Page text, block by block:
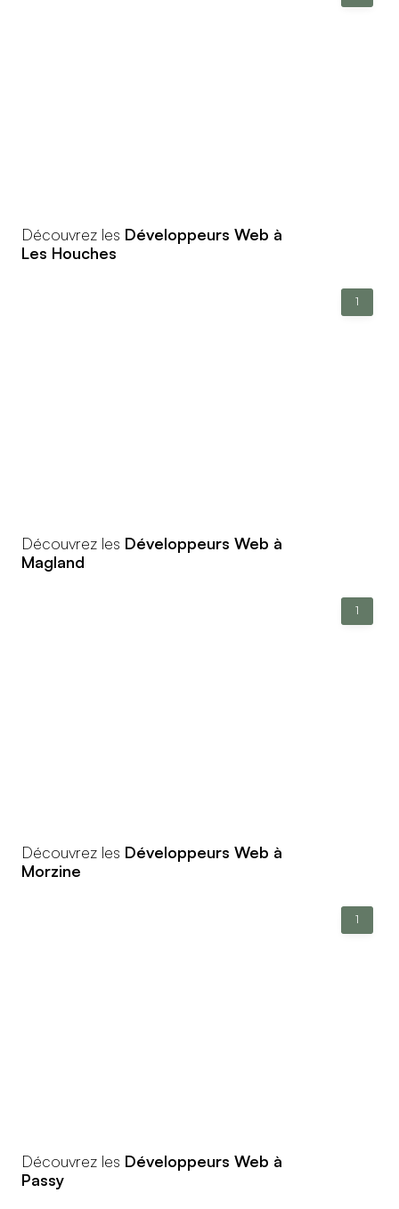
Découvrez les Développeurs Web à
Les Houches
1
Découvrez les Développeurs Web à
Magland
1
Découvrez les Développeurs Web à
Morzine
1
Découvrez les Développeurs Web à
Passy